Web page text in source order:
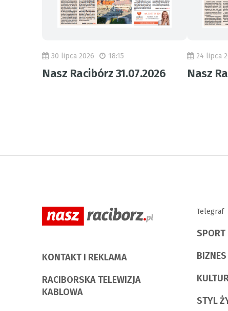
30 lipca 2026 18:15
Nasz Racibórz 31.07.2026
24 lipca
Nasz
KONTAKT I REKLAMA
RACIBORSKA TELEWIZJA
KABLOWA
Telegraf
SPORT
BIZNES
STYL